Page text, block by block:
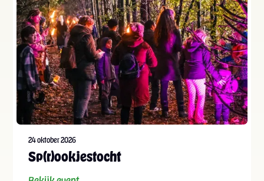
24 oktober 2026
Sp(r)ookjestocht